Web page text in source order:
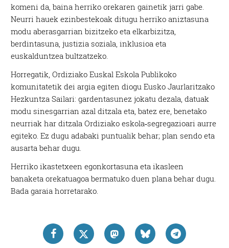
komeni da, baina herriko orekaren gainetik jarri gabe.
Neurri hauek ezinbestekoak ditugu herriko aniztasuna
modu aberasgarrian bizitzeko eta elkarbizitza,
berdintasuna, justizia soziala, inklusioa eta
euskalduntzea bultzatzeko.
Horregatik, Ordiziako Euskal Eskola Publikoko
komunitatetik dei argia egiten diogu Eusko Jaurlaritzako
Hezkuntza Sailari: gardentasunez jokatu dezala, datuak
modu sinesgarrian azal ditzala eta, batez ere, benetako
neurriak har ditzala Ordiziako eskola‑segregazioari aurre
egiteko. Ez dugu adabaki puntualik behar; plan sendo eta
ausarta behar dugu.
Herriko ikastetxeen egonkortasuna eta ikasleen
banaketa orekatuagoa bermatuko duen plana behar dugu.
Bada garaia horretarako.